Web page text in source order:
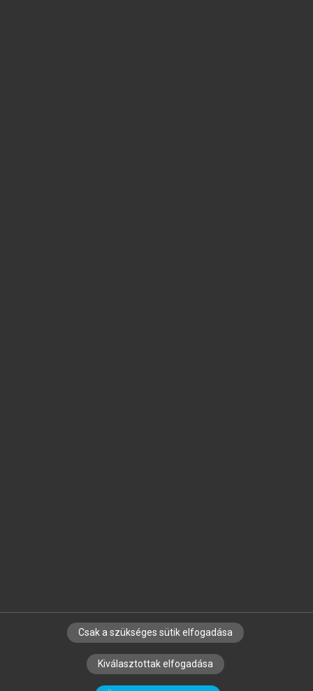
SZERZŐKNEK CÉGEKNEK KÖNYVTÁROSOKNAK
SZERKESZTÉSI ÉS LEKTORÁLÁSI ALAPELVEK
Csak a szükséges sütik elfogadása
Kiválasztottak elfogadása